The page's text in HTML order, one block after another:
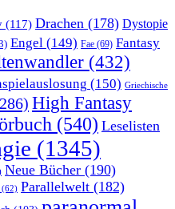
(117) Drachen (178) Dystopie
Engel (149) Fae (69) Fantasy
(432)
(150) Griechische
High Fantasy
(540) Leselisten
(1345)
Neue Bücher (190)
(62) Parallelwelt (182)